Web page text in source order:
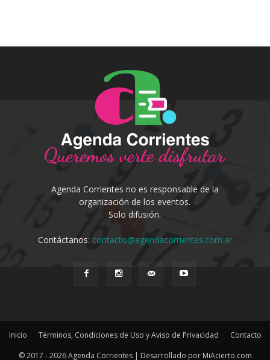
Agenda Corrientes no es responsable de la
organización de los eventos.
Solo difusión.
Contáctanos: contacto@agendacorrientes.com.ar
Inicio Términos, Condiciones de Uso y Aviso de Privacidad
Contacto
© 2017 - 2026 Agenda Corrientes | Desarrollado por MiAcierto.com